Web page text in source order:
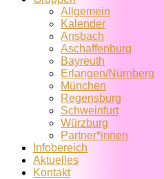
Allgemein
Kalender
Ansbach
Aschaffenburg
Bayreuth
Erlangen/Nürnberg
München
Regensburg
Schweinfurt
Würzburg
Partner*innen
Infobereich
Aktuelles
Kontakt